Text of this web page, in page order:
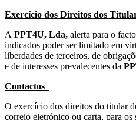
Exercício dos Direitos dos
A PPT4U, Lda, alerta para o
indicados poder ser limitado em
liberdades de terceiros, de
e de interesses prevalecentes da
Contactos
O exercício dos direitos do titular
correio eletrónico ou carta, para os